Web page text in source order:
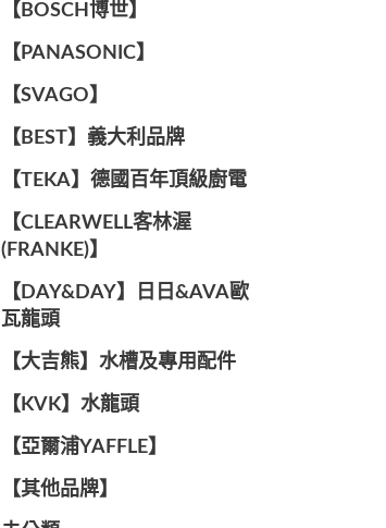
【BOSCH博世】
️【PANASONIC】️
️【SVAGO】️
️【BEST】️義大利品牌
️【TEKA】️德國百年頂級廚電
️【CLEARWELL客林渥
(FRANKE)】️
️【DAY&DAY】️日日&AVA歐
瓦龍頭
【大吉熊】水槽及專用配件
️【KVK】水龍頭️
【亞爾浦YAFFLE】
️【其他品牌】️